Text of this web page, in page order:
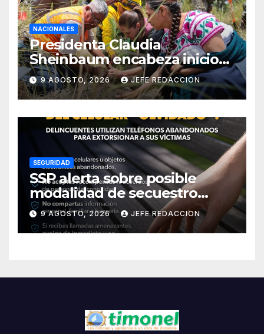
NACIONALES
Presidenta Claudia
Sheinbaum encabeza inicio
de la Jornada Nacional de
Reforestación 2026
9 AGOSTO, 2026 JEFE REDACCION
SEGURIDAD
SSP alerta sobre posible
modalidad de secuestro
virtual
9 AGOSTO, 2026 JEFE REDACCION